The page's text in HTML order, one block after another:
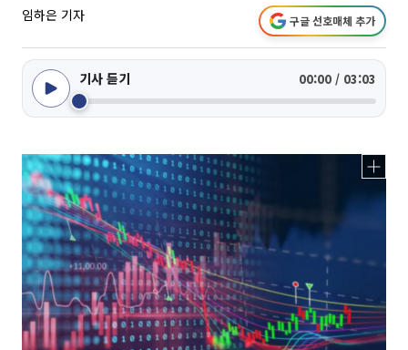
임하은 기자 구글 선호매체 추가
기사 듣기 00:00 / 03:03